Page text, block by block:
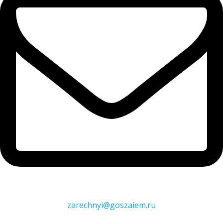
zarechnyi@goszaiem.ru